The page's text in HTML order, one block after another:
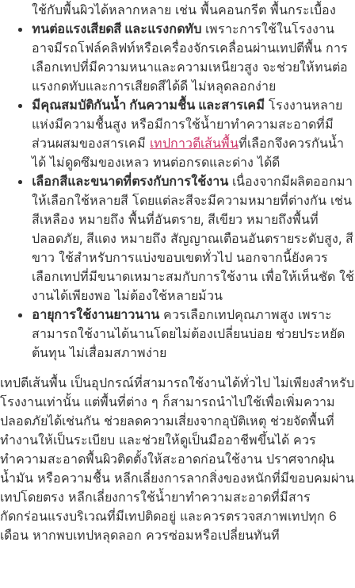
ใช้กับพื้นผิวได้หลากหลาย เช่น พื้นคอนกรีต พื้นกระเบื้อง
ทนต่อแรงเสียดสี และแรงกดทับ เพราะการใช้ในโรงงาน
อาจมีรถโฟล์คลิฟท์หรือเครื่องจักรเคลื่อนผ่านเทปตีพื้น การ
เลือกเทปที่มีความหนาและความเหนียวสูง จะช่วยให้ทนต่อ
แรงกดทับและการเสียดสีได้ดี ไม่หลุดลอกง่าย
มีคุณสมบัติกันน้ำ กันความชื้น และสารเคมี โรงงานหลาย
แห่งมีความชื้นสูง หรือมีการใช้น้ำยาทำความสะอาดที่มี
ส่วนผสมของสารเคมี เทปกาวตีเส้นพื้นที่เลือกจึงควรกันน้ำ
ได้ ไม่ดูดซึมของเหลว ทนต่อกรดและด่าง ได้ดี
เลือกสีและขนาดที่ตรงกับการใช้งานเนื่องจากมีผลิตออกมา
ให้เลือกใช้หลายสี โดยแต่ละสีจะมีความหมายที่ต่างกัน เช่น
สีเหลือง หมายถึง พื้นที่อันตราย, สีเขียว หมายถึงพื้นที่
ปลอดภัย, สีแดง หมายถึง สัญญาณเตือนอันตรายระดับสูง, สี
ขาว ใช้สำหรับการแบ่งขอบเขตทั่วไป นอกจากนี้ยังควร
เลือกเทปที่มีขนาดเหมาะสมกับการใช้งาน เพื่อให้เห็นชัด ใช้
งานได้เพียงพอ ไม่ต้องใช้หลายม้วน
อายุการใช้งานยาวนานควรเลือกเทปคุณภาพสูง เพราะ
สามารถใช้งานได้นานโดยไม่ต้องเปลี่ยนบ่อย ช่วยประหยัด
ต้นทุน ไม่เสื่อมสภาพง่าย
เทปตีเส้นพื้น เป็นอุปกรณ์ที่สามารถใช้งานได้ทั่วไป ไม่เพียงสำหรับ
โรงงานเท่านั้น แต่พื้นที่ต่าง ๆ ก็สามารถนำไปใช้เพื่อเพิ่มความ
ปลอดภัยได้เช่นกัน ช่วยลดความเสี่ยงจากอุบัติเหตุ ช่วยจัดพื้นที่
ทำงานให้เป็นระเบียบ และช่วยให้ดูเป็นมืออาชีพขึ้นได้ ควร
ทำความสะอาดพื้นผิวติดตั้งให้สะอาดก่อนใช้งาน ปราศจากฝุ่น
น้ำมัน หรือความชื้น หลีกเลี่ยงการลากสิ่งของหนักที่มีขอบคมผ่าน
เทปโดยตรง หลีกเลี่ยงการใช้น้ำยาทำความสะอาดที่มีสาร
กัดกร่อนแรงบริเวณที่มีเทปติดอยู่ และควรตรวจสภาพเทปทุก 6
เดือน หากพบเทปหลุดลอก ควรซ่อมหรือเปลี่ยนทันที